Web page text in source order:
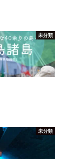
未分類
未分類